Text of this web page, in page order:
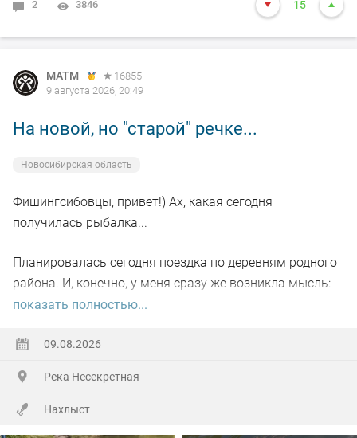
2 3846 15
MATM
16855
9 августа 2026, 20:49
На новой, но "старой" речке...
Новосибирская область
Фишингсибовцы, привет!) Ах, какая сегодня
получилась рыбалка...
Планировалась сегодня поездка по деревням родного
района. И, конечно, у меня сразу же возникла мысль:
пробежаться по небольшой речке, где когда-то давно-
"ХА" (честно отпустил тогда). Сомневался только в
сомневался)))
показать полностью...
09.08.2026
Река Несекретная
Нахлыст